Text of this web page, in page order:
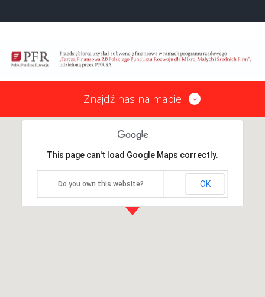
Znajdź nas na mapie
This page can't load Google Maps correctly.
Do you own this website? OK